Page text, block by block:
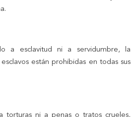
a esclavitud ni a servidumbre, la
están prohibidas en todas sus
torturas ni a penas o tratos crueles,